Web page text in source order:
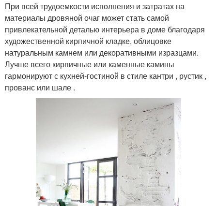
При всей трудоемкости исполнения и затратах на
материалы дровяной очаг может стать самой
привлекательной деталью интерьера в доме благодаря
художественной кирпичной кладке, облицовке
натуральным камнем или декоративными изразцами.
Лучше всего кирпичные или каменные камины
гармонируют с кухней-гостиной в стиле кантри , рустик ,
прованс или шале .